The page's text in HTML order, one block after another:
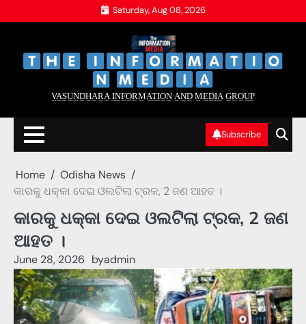
to
Saturday, Aug 08, 2026
V̲A̲S̲U̲N̲D̲H̲A̲R̲A̲ I̲N̲F̲O̲R̲M̲A̲T̲I̲O̲N̲ A̲N̲D̲ M̲E̲D̲I̲A̲ G̲R̲O̲U̲P̲
Subscribe
Home
Odisha News
କାରକୁ ଧକ୍କା ଦେଇ ଓଲଟିଲା ଟ୍ରକ, 2 ଜଣ ଆହତ ।
କାରକୁ ଧକ୍କା ଦେଇ ଓଲଟିଲା ଟ୍ରକ, 2 ଜଣ
ଆହତ ।
June 28, 2026 byadmin